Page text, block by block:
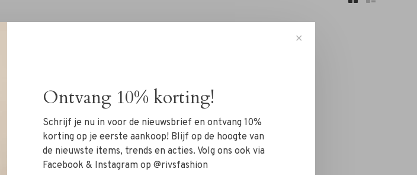
Geen producten gevonden!...
✕
Ontvang 10% korting!
Schrijf je nu in voor de nieuwsbrief en ontvang 10%
korting op je eerste aankoop! Blijf op de hoogte van
de nieuwste items, trends en acties. Volg ons ook via
Facebook & Instagram op @rivsfashion